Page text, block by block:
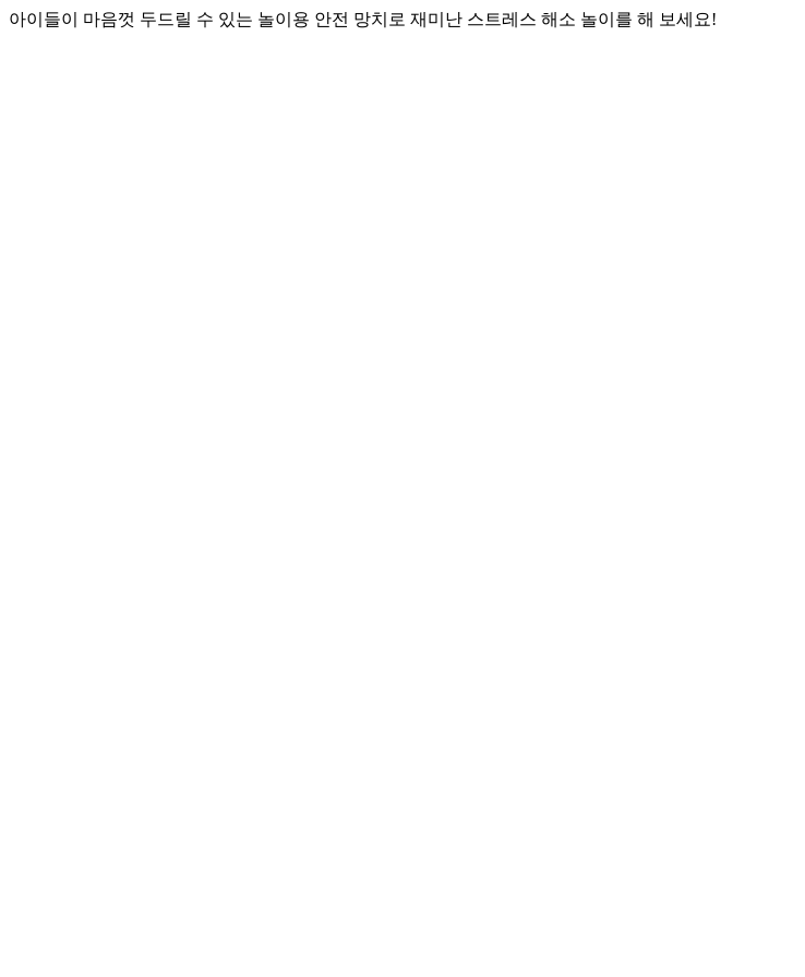
아이들이 마음껏 두드릴 수 있는 놀이용 안전 망치로 재미난 스트레스 해소 놀이를 해 보세요!